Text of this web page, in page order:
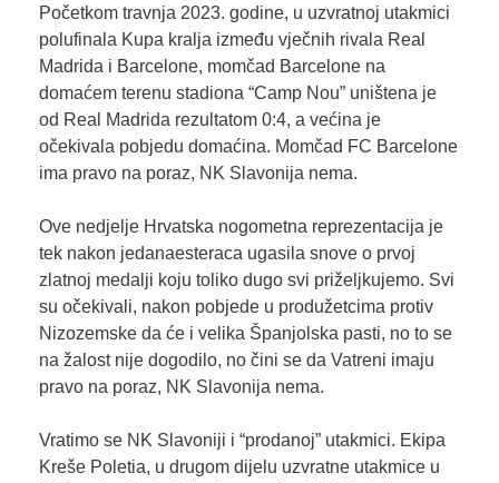
Početkom travnja 2023. godine, u uzvratnoj utakmici
polufinala Kupa kralja između vječnih rivala Real
Madrida i Barcelone, momčad Barcelone na
domaćem terenu stadiona “Camp Nou” uništena je
od Real Madrida rezultatom 0:4, a većina je
očekivala pobjedu domaćina. Momčad FC Barcelone
ima pravo na poraz, NK Slavonija nema.
Ove nedjelje Hrvatska nogometna reprezentacija je
tek nakon jedanaesteraca ugasila snove o prvoj
zlatnoj medalji koju toliko dugo svi priželjkujemo. Svi
su očekivali, nakon pobjede u produžetcima protiv
Nizozemske da će i velika Španjolska pasti, no to se
na žalost nije dogodilo, no čini se da Vatreni imaju
pravo na poraz, NK Slavonija nema.
Vratimo se NK Slavoniji i “prodanoj” utakmici. Ekipa
Kreše Poletia, u drugom dijelu uzvratne utakmice u